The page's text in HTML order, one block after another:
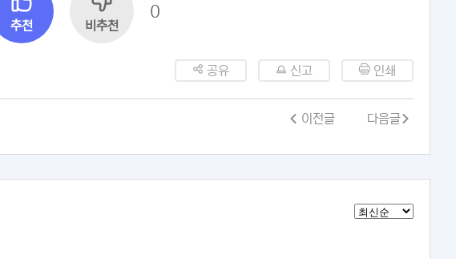
추천 비추천
0
공유 신고 인쇄
이전글 다음글